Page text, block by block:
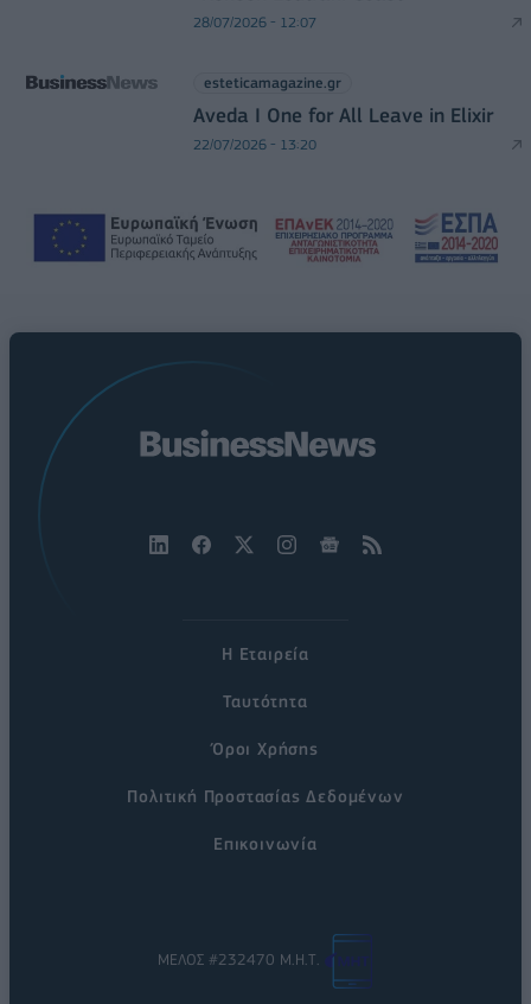
28/07/2026 - 12:07
esteticamagazine.gr
Aveda I One for All Leave in Elixir
22/07/2026 - 13:20
Η Εταιρεία
Ταυτότητα
Όροι Χρήσης
Πολιτική Προστασίας Δεδομένων
Επικοινωνία
ΜΕΛΟΣ #232470 Μ.Η.Τ.